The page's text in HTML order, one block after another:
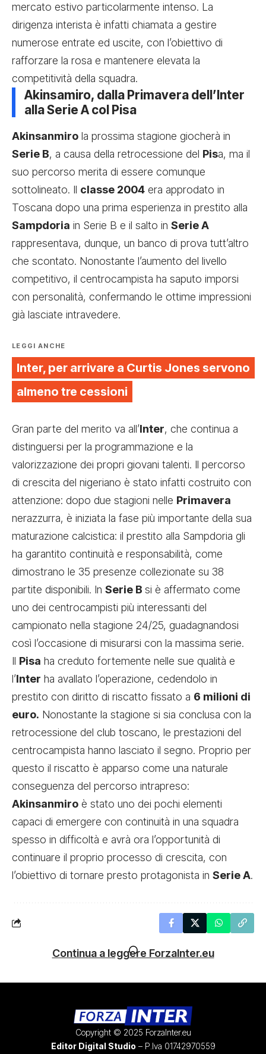
mercato estivo particolarmente intenso. La
dirigenza interista è infatti chiamata a gestire
numerose entrate ed uscite, con l’obiettivo di
rafforzare la rosa e mantenere elevata la
competitività della squadra.
Akinsamiro, dalla Primavera dell’Inter
alla Serie A col Pisa
Akinsanmiro la prossima stagione giocherà in
Serie B, a causa della retrocessione del Pisa, ma il
suo percorso merita di essere comunque
sottolineato. Il classe 2004 era approdato in
Toscana dopo una prima esperienza in prestito alla
Sampdoria in Serie B e il salto in Serie A
rappresentava, dunque, un banco di prova tutt’altro
che scontato. Nonostante l’aumento del livello
competitivo, il centrocampista ha saputo imporsi
con personalità, confermando le ottime impressioni
già lasciate intravedere.
LEGGI ANCHE
Inter, per arrivare a Curtis Jones servono
almeno tre cessioni
Gran parte del merito va all’Inter, che continua a
distinguersi per la programmazione e la
valorizzazione dei propri giovani talenti. Il percorso
di crescita del nigeriano è stato infatti costruito con
attenzione: dopo due stagioni nelle Primavera
nerazzurra, è iniziata la fase più importante della sua
maturazione calcistica: il prestito alla Sampdoria gli
ha garantito continuità e responsabilità, come
dimostrano le 35 presenze collezionate su 38
partite disponibili. In Serie B si è affermato come
uno dei centrocampisti più interessanti del
campionato nella stagione 24/25, guadagnandosi
così l’occasione di misurarsi con la massima serie.
Il Pisa ha creduto fortemente nelle sue qualità e
l’Inter ha avallato l’operazione, cedendolo in
prestito con diritto di riscatto fissato a 6 milioni di
euro. Nonostante la stagione si sia conclusa con la
retrocessione del club toscano, le prestazioni del
centrocampista hanno lasciato il segno. Proprio per
questo il riscatto è apparso come una naturale
conseguenza del percorso intrapreso:
Akinsanmiro è stato uno dei pochi elementi
capaci di emergere con continuità in una squadra
spesso in difficoltà e avrà ora l’opportunità di
continuare il proprio processo di crescita, con
l’obiettivo di tornare presto protagonista in Serie A.
Continua a leggere ForzaInter.eu
Copyright © 2025 ForzaInter.eu
Editor Digital Studio – P.Iva 01742970559